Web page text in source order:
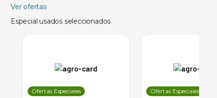
Ver ofertas
Especial usados seleccionados
Ofertas Especiales Ofertas Especiales